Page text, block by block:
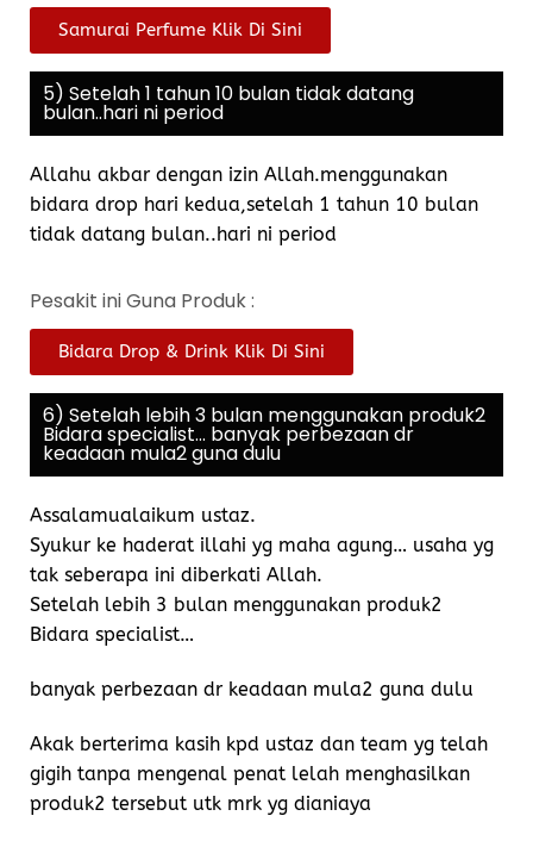
Samurai Perfume Klik Di Sini
5) Setelah 1 tahun 10 bulan tidak datang
bulan..hari ni period
Allahu akbar dengan izin Allah.menggunakan
bidara drop hari kedua,setelah 1 tahun 10 bulan
tidak datang bulan..hari ni period
Pesakit ini Guna Produk :
Bidara Drop & Drink Klik Di Sini
6) Setelah lebih 3 bulan menggunakan produk2
Bidara specialist... banyak perbezaan dr
keadaan mula2 guna dulu
Assalamualaikum ustaz.
Syukur ke haderat illahi yg maha agung… usaha yg
tak seberapa ini diberkati Allah.
Setelah lebih 3 bulan menggunakan produk2
Bidara specialist…
banyak perbezaan dr keadaan mula2 guna dulu
Akak berterima kasih kpd ustaz dan team yg telah
gigih tanpa mengenal penat lelah menghasilkan
produk2 tersebut utk mrk yg dianiaya